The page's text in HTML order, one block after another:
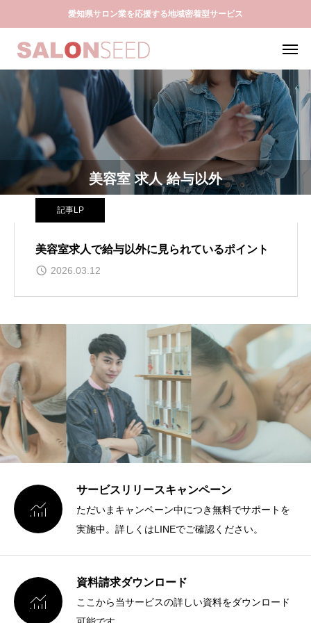
愛知県サロン業を応援する地域密着型サービス
美容室 求人 給与以外
記事LP
美容室求人で給与以外に見られているポイント
2026.03.12

サービスリリースキャンペーン
ただいまキャンペーン中につき無料でサポートを
実施中。詳しくはLINEでご確認ください。

資料請求ダウンロード
ここから当サービスの詳しい資料をダウンロード